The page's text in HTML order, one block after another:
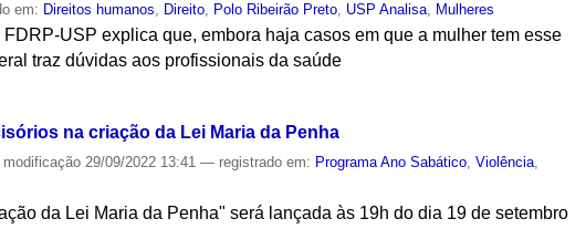
em: Direitos humanos Direito Polo Ribeirão Preto USP Analisa Mulheres
USP explica que, embora haja casos em que a mulher tem esse
traz dúvidas aos profissionais da saúde
na criação da Lei Maria da Penha
modificação 29/09/2022 13:41— registrado em: Programa Ano Sabático,Violência,
da Lei Maria da Penha" será lançada às 19h do dia 19 de setembro